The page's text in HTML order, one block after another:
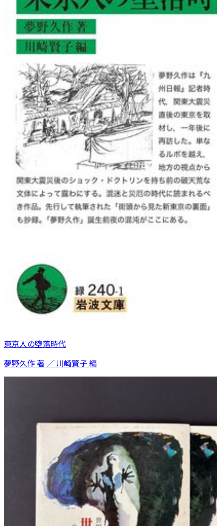
東京人の堕落時代
夢野久作 著 ／ 川崎賢子 編